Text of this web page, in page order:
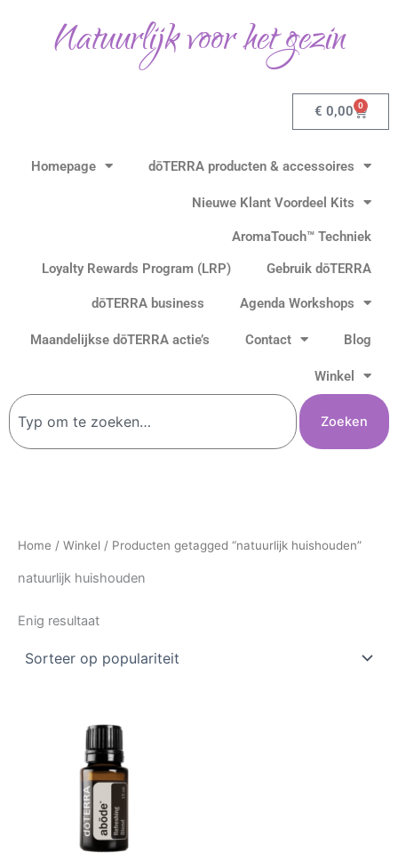
Natuurlijk voor het gezin
€ 0,00 0
Homepage dōTERRA producten & accessoires
Nieuwe Klant Voordeel Kits
AromaTouch™ Techniek
Loyalty Rewards Program (LRP)
Gebruik dōTERRA
dōTERRA business Agenda Workshops
Maandelijkse dōTERRA actie’s Contact Blog
Winkel
Zoeken
Zoeken
Home / Winkel / Producten getagged “natuurlijk huishouden”
natuurlijk huishouden
Enig resultaat